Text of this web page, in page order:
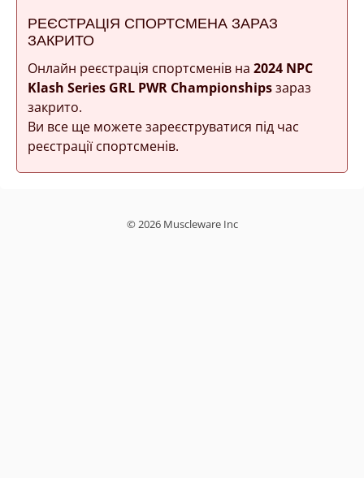
РЕЄСТРАЦІЯ СПОРТСМЕНА ЗАРАЗ
ЗАКРИТО
Онлайн реєстрація спортсменів на 2024 NPC
Klash Series GRL PWR Championshipsзараз
закрито.
Ви все ще можете зареєструватися під час
реєстрації спортсменів.
© 2026 Muscleware Inc